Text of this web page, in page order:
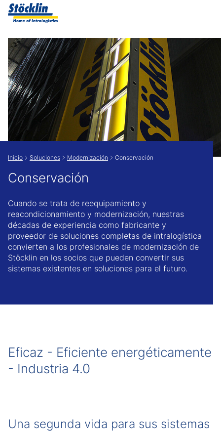
Show convenient version of this site
Don't show this message again
Inicio Soluciones Modernización Conservación
Conservación
Cuando se trata de reequipamiento y
reacondicionamiento y modernización, nuestras
décadas de experiencia como fabricante y
proveedor de soluciones completas de intralogística
convierten a los profesionales de modernización de
Stöcklin en los socios que pueden convertir sus
sistemas existentes en soluciones para el futuro.
Eficaz - Eficiente energéticamente
- Industria 4.0
Una segunda vida para sus sistemas